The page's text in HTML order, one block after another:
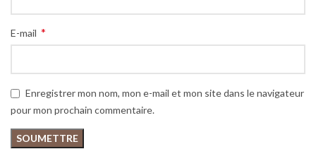
E-mail *
Enregistrer mon nom, mon e-mail et mon site dans le navigateur
pour mon prochain commentaire.